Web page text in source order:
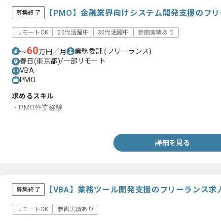
募集終了 【PMO】金融業界向けシステム開発支援のフ
リモートOK 20代活躍中 30代活躍中 参画実績あり
〜60万円／月 業務委託(フリーランス)
春日(東京都)/一部リモート
VBA
PMO
求めるスキル
・PMO作業経験
詳細を見る
募集終了 【VBA】業務ツール開発支援のフリーランス求
リモートOK 参画実績あり